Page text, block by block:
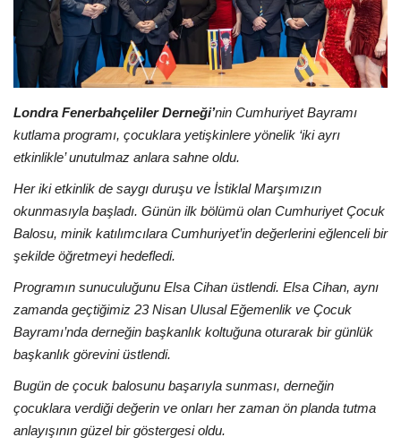
Londra
İngiltere
Videolar
Pazaryeri
Kültür - Sanat
Firma Rehberi
Restoranlar
Sağlık
Londra Fenerbahçeliler Derneği’nin Cumhuriyet Bayramı
kutlama programı, çocuklara yetişkinlere yönelik ‘iki ayrı
etkinlikle’ unutulmaz anlara sahne oldu.
Her iki etkinlik de saygı duruşu ve İstiklal Marşımızın
okunmasıyla başladı. Günün ilk bölümü olan Cumhuriyet Çocuk
Balosu, minik katılımcılara Cumhuriyet’in değerlerini eğlenceli bir
şekilde öğretmeyi hedefledi.
Programın sunuculuğunu Elsa Cihan üstlendi. Elsa Cihan, aynı
zamanda geçtiğimiz 23 Nisan Ulusal Eğemenlik ve Çocuk
Bayramı’nda derneğin başkanlık koltuğuna oturarak bir günlük
başkanlık görevini üstlendi.
Bugün de çocuk balosunu başarıyla sunması, derneğin
çocuklara verdiği değerin ve onları her zaman ön planda tutma
anlayışının güzel bir göstergesi oldu.